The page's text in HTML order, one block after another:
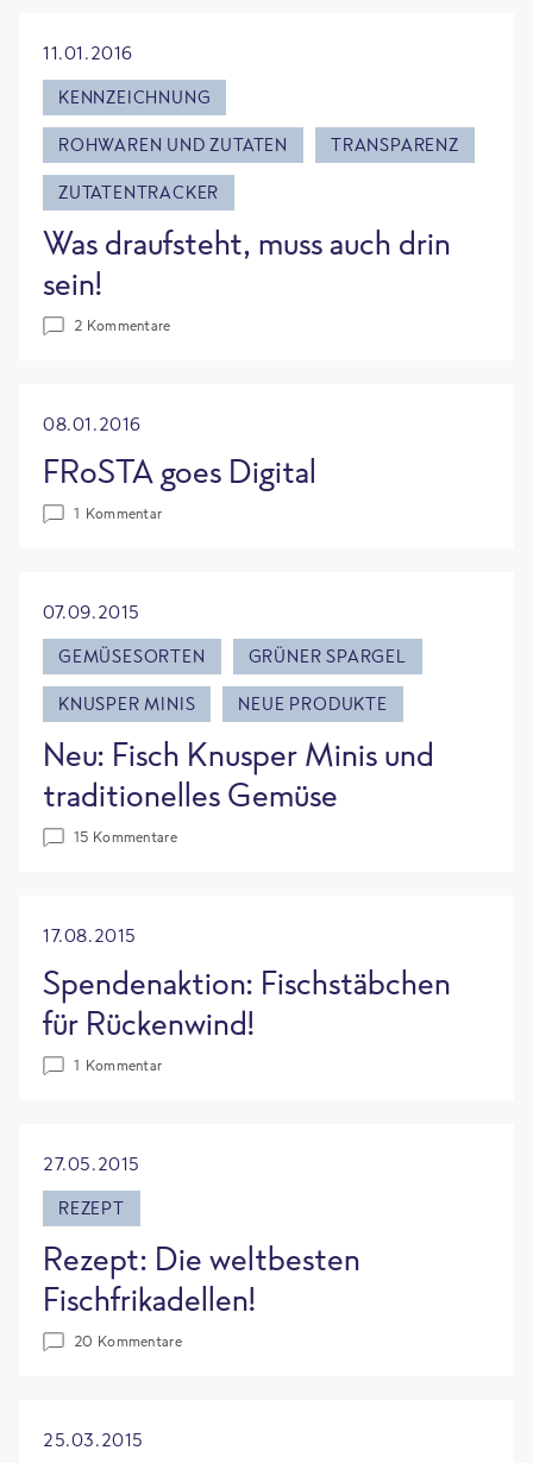
11.01.2016
KENNZEICHNUNG
ROHWAREN UND ZUTATEN TRANSPARENZ
ZUTATENTRACKER
Was draufsteht, muss auch drin
sein!
2 Kommentare
08.01.2016
FRoSTA goes Digital
1 Kommentar
07.09.2015
GEMÜSESORTEN
GRÜNER SPARGEL
KNUSPER MINIS NEUE PRODUKTE
Neu: Fisch Knusper Minis und
traditionelles Gemüse
15 Kommentare
17.08.2015
Spendenaktion: Fischstäbchen
für Rückenwind!
1 Kommentar
27.05.2015
REZEPT
Rezept: Die weltbesten
Fischfrikadellen!
20 Kommentare
25.03.2015